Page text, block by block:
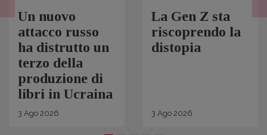
Un nuovo
attacco russo
ha distrutto un
terzo della
produzione di
libri in Ucraina
3 Ago 2026
La Gen Z sta
riscoprendo la
distopia
3 Ago 2026